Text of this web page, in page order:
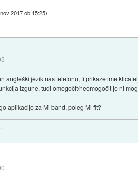
2017 ob 15:25)
angleški jezik nas telefonu, ti prikaže ime
izgune, tudi omogočit/neomogočit je ni
aplikacijo za Mi band, poleg Mi fit?